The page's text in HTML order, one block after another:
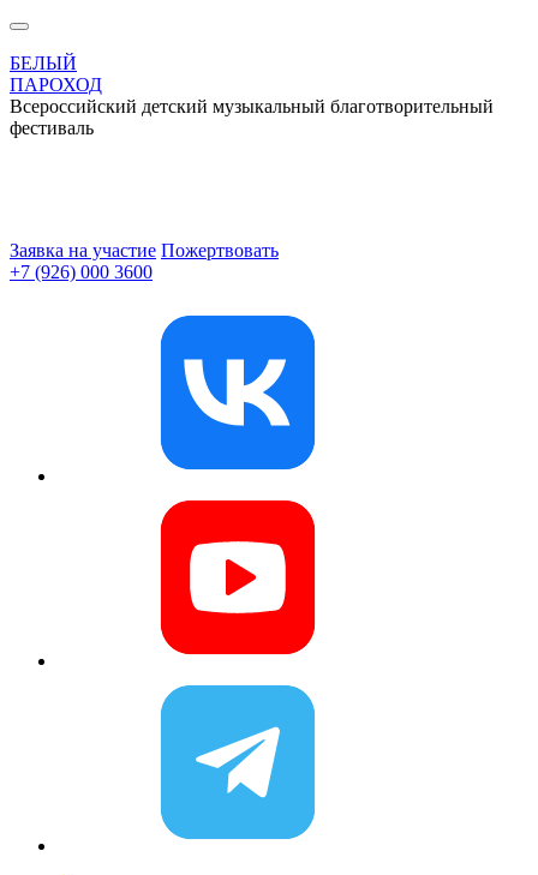
БЕЛЫЙ
ПАРОХОД
Всероссийский детский музыкальный благотворительный
фестиваль
Заявка на участие Пожертвовать
+7 (926) 000 3600